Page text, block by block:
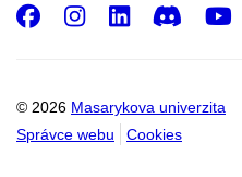
© 2026 Masarykova univerzita
Správce webu
Cookies
Facebook
Instagram